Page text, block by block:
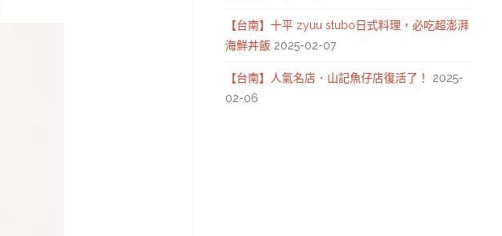
【台南】十平 zyuu stubo日式料理，必吃超澎湃
海鮮丼飯 2025-02-07
【台南】人氣名店．山記魚仔店復活了！
2025-
02-06